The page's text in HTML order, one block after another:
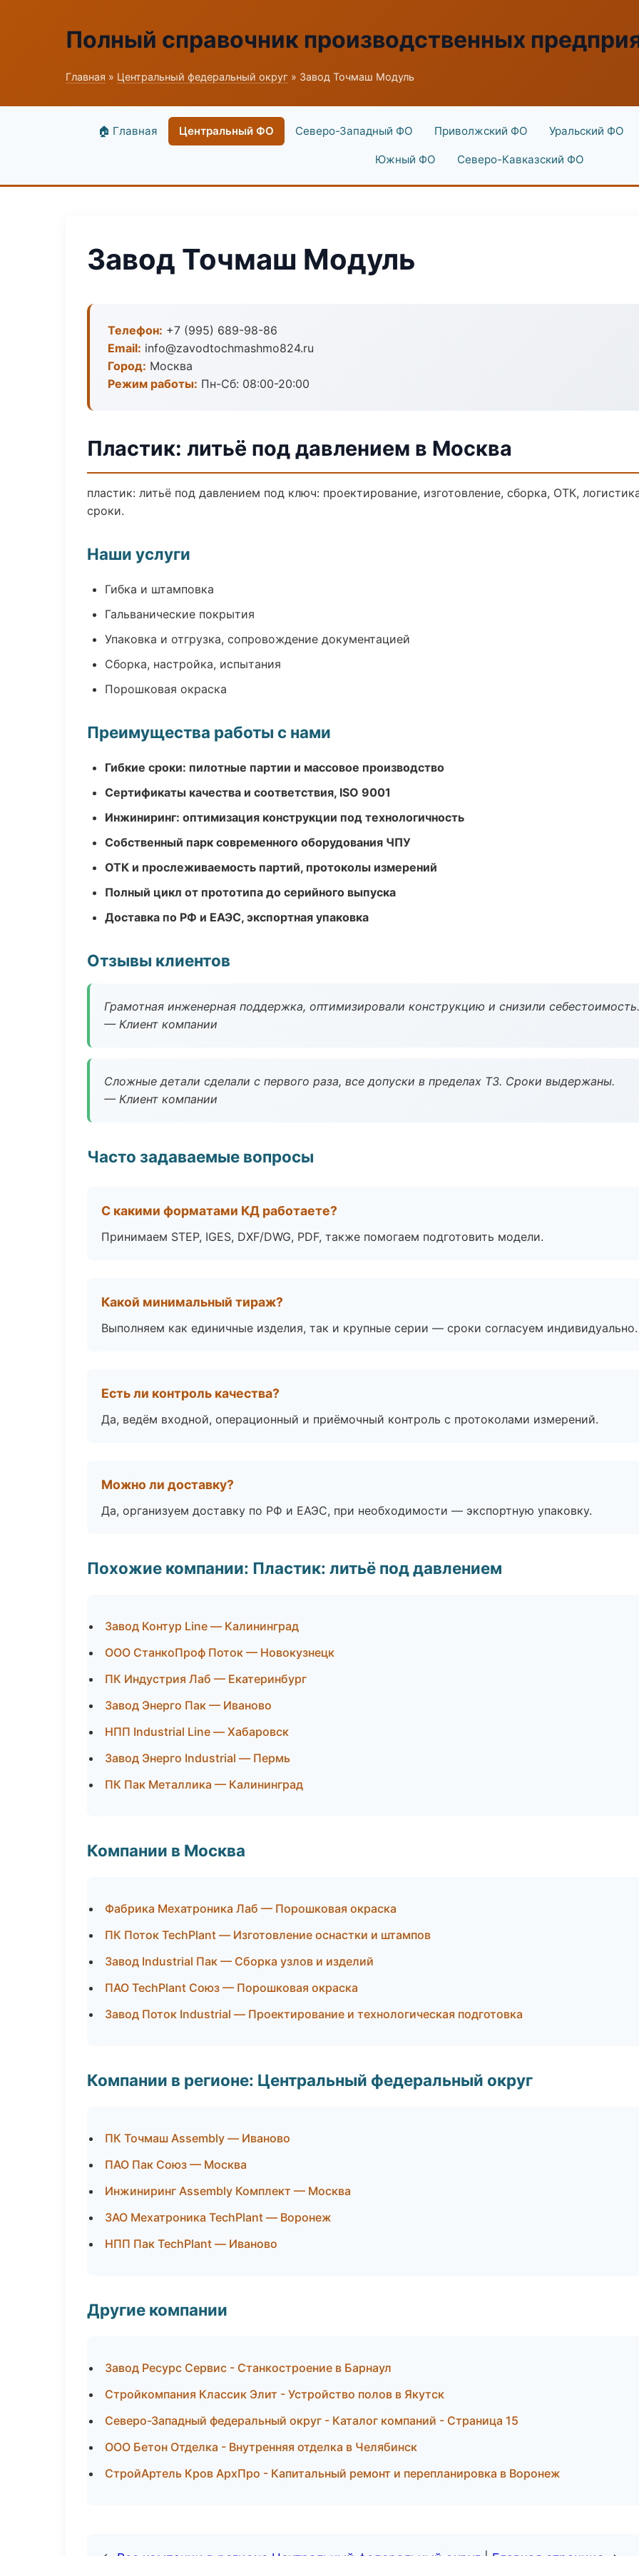
Полный справочник производственных
Главная » Центральный федеральный округ » Завод Точмаш Модуль
🏠 Главная Центральный ФО Северо-Западный ФО Приволжский ФО Уральский ФО
Южный ФО Северо-Кавказский ФО
Завод Точмаш Модуль
Телефон: +7 (995) 689-98-86
Email: info@zavodtochmashmo824.ru
Город: Москва
Режим работы: Пн-Сб: 08:00-20:00
Пластик: литьё под давлением в Москва
пластик: литьё под давлением под ключ: проектирование, изготовление, сборка, ОТК,
сроки.
Наши услуги
Гибка и штамповка
Гальванические покрытия
Упаковка и отгрузка, сопровождение документацией
Сборка, настройка, испытания
Порошковая окраска
Преимущества работы с нами
Гибкие сроки: пилотные партии и массовое производство
Сертификаты качества и соответствия, ISO 9001
Инжиниринг: оптимизация конструкции под технологичность
Собственный парк современного оборудования ЧПУ
ОТК и прослеживаемость партий, протоколы измерений
Полный цикл от прототипа до серийного выпуска
Доставка по РФ и ЕАЭС, экспортная упаковка
Отзывы клиентов
Грамотная инженерная поддержка, оптимизировали конструкцию и снизили себестоимость.
— Клиент компании
Сложные детали сделали с первого раза, все допуски в пределах ТЗ. Сроки выдержаны.
— Клиент компании
Часто задаваемые вопросы
С какими форматами КД работаете?
Принимаем STEP, IGES, DXF/DWG, PDF, также помогаем подготовить модели.
Какой минимальный тираж?
Выполняем как единичные изделия, так и крупные серии — сроки согласуем индивидуально.
Есть ли контроль качества?
Да, ведём входной, операционный и приёмочный контроль с протоколами измерений.
Можно ли доставку?
Да, организуем доставку по РФ и ЕАЭС, при необходимости — экспортную упаковку.
Похожие компании: Пластик: литьё под давлением
Завод Контур Line — Калининград
ООО СтанкоПроф Поток — Новокузнецк
ПК Индустрия Лаб — Екатеринбург
Завод Энерго Пак — Иваново
НПП Industrial Line — Хабаровск
Завод Энерго Industrial — Пермь
ПК Пак Металлика — Калининград
Компании в Москва
Фабрика Мехатроника Лаб — Порошковая окраска
ПК Поток TechPlant — Изготовление оснастки и штампов
Завод Industrial Пак — Сборка узлов и изделий
ПАО TechPlant Союз — Порошковая окраска
Завод Поток Industrial — Проектирование и технологическая подготовка
Компании в регионе: Центральный федеральный округ
ПК Точмаш Assembly — Иваново
ПАО Пак Союз — Москва
Инжиниринг Assembly Комплект — Москва
ЗАО Мехатроника TechPlant — Воронеж
НПП Пак TechPlant — Иваново
Другие компании
Завод Ресурс Сервис - Станкостроение в Барнаул
Стройкомпания Классик Элит - Устройство полов в Якутск
Северо-Западный федеральный округ - Каталог компаний - Страница 15
ООО Бетон Отделка - Внутренняя отделка в Челябинск
СтройАртель Кров АрхПро - Капитальный ремонт и перепланировка в Воронеж